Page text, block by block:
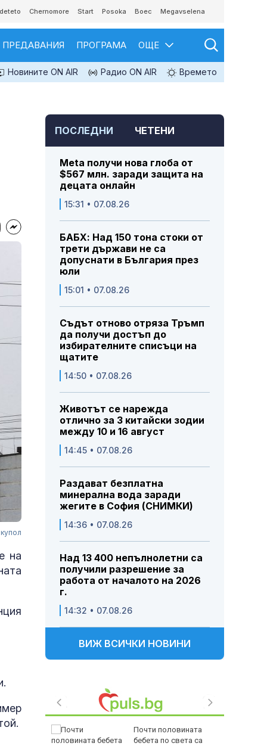
Chernomore Start Posoka Boec Megavselena
ПРЕДАВАНИЯ ПРОГРАМА ОЩЕ
Новините ON AIR Радио ON AIR Времето
на
ПОСЛЕДНИ ЧЕТЕНИ
Meta получи нова глоба от
$567 млн. заради защита на
децата онлайн
15:31 • 07.08.26
БАБХ: Над 150 тона стоки от
трети държави не са
допуснати в България през
юли
15:01 • 07.08.26
Съдът отново отряза Тръмп
да получи достъп до
избирателните списъци на
щатите
14:50 • 07.08.26
Животът се нарежда
отлично за 3 китайски зодии
между 10 и 16 август
14:45 • 07.08.26
Раздават безплатна
минерална вода заради
жегите в София (СНИМКИ)
14:36 • 07.08.26
Над 13 400 непълнолетни са
получили разрешение за
работа от началото на 2026
г.
14:32 • 07.08.26
ВИЖ ВСИЧКИ НОВИНИ
Почти половината
бебета по света са